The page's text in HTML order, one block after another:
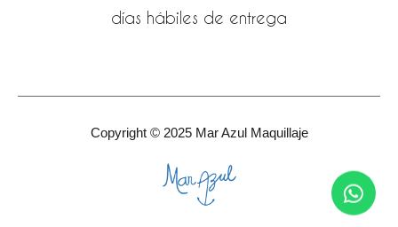
días hábiles de entrega
Copyright © 2025 Mar Azul Maquillaje